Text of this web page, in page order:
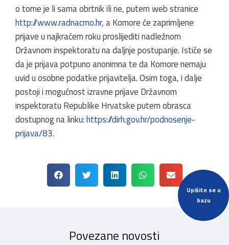
Upišite se u
bazu
o tome je li sama obrtnik ili ne, putem web stranice
http://www.radnacrno.hr, a Komore će zaprimljene
prijave u najkraćem roku proslijediti nadležnom
Državnom inspektoratu na daljnje postupanje. Ističe se
da je prijava potpuno anonimna te da Komore nemaju
uvid u osobne podatke prijavitelja. Osim toga, i dalje
postoji i mogućnost izravne prijave Državnom
inspektoratu Republike Hrvatske putem obrasca
dostupnog na linku:https://dirh.gov.hr/podnosenje-
prijava/83.
Povezane novosti